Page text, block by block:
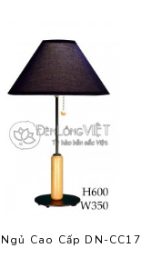
Cao Cấp DN-CC17